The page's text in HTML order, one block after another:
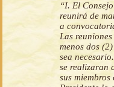
“I. El
reunirá de
a
Las
menos dos
sea
se realizaran
sus